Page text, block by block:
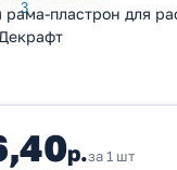
рама-пластрон для
р.за 1 шт